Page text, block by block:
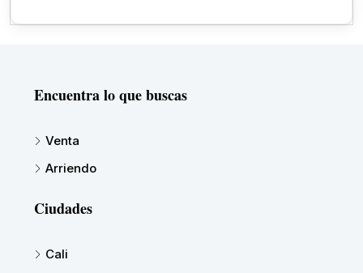
Encuentra lo que buscas
Venta
Arriendo
Ciudades
Cali